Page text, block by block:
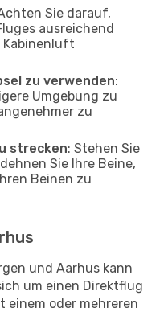
Sie darauf,
ausreichend
Kabinenluft
zu verwenden:
Umgebung zu
zu
strecken: Stehen Sie
Sie Ihre Beine,
Beinen zu
und Aarhus kann
um einen Direktflug
einem oder mehreren